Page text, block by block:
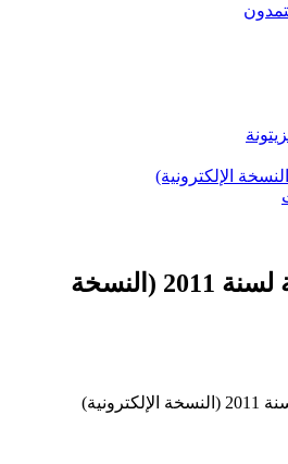
الإلكترونية)
الوثائق الفلسطينية لسنة 2011 (النسخة